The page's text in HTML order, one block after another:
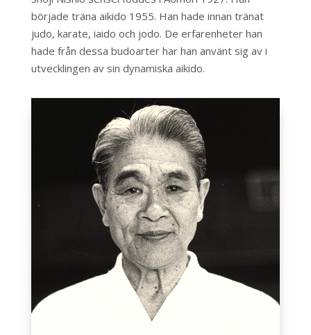
började träna aikido 1955. Han hade innan tränat
judo, karate, iaido och jodo. De erfarenheter han
hade från dessa budoarter har han använt sig av i
utvecklingen av sin dynamiska aikido.